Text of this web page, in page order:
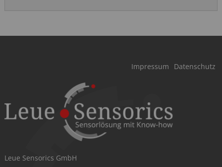
Navigation
überspringen
Impressum Datenschutz
Leue Sensorics GmbH